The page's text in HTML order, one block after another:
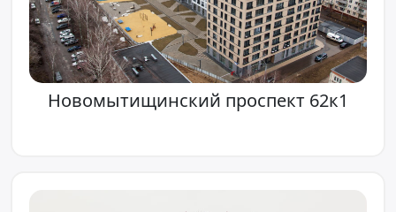
Новомытищинский проспект 62к1